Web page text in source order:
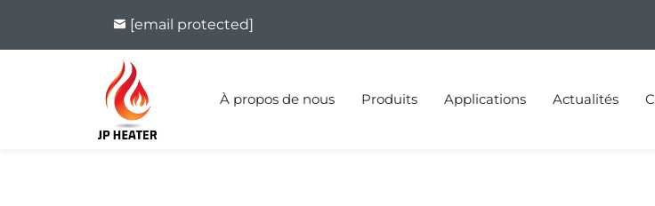
[email protected]
À propos de nous Produits Applications Actualités